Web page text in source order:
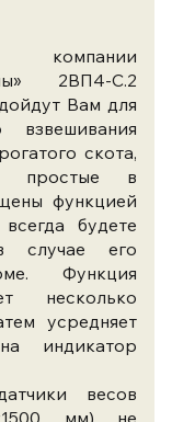
2ВП4-С.2
Вам для
взвешивания
скота,
простые в
функцией
будете
случае его
Функция
несколько
усредняет
индикатор
весов
мм) не